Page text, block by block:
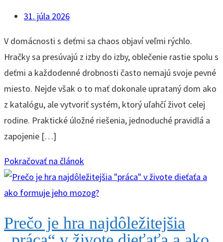
31. júla 2026
V domácnosti s deťmi sa chaos objaví veľmi rýchlo.
Hračky sa presúvajú z izby do izby, oblečenie rastie spolu s
deťmi a každodenné drobnosti často nemajú svoje pevné
miesto. Nejde však o to mať dokonale uprataný dom ako
z katalógu, ale vytvoriť systém, ktorý uľahčí život celej
rodine. Praktické úložné riešenia, jednoduché pravidlá a
zapojenie […]
Pokračovať na článok
Prečo je hra najdôležitejšia